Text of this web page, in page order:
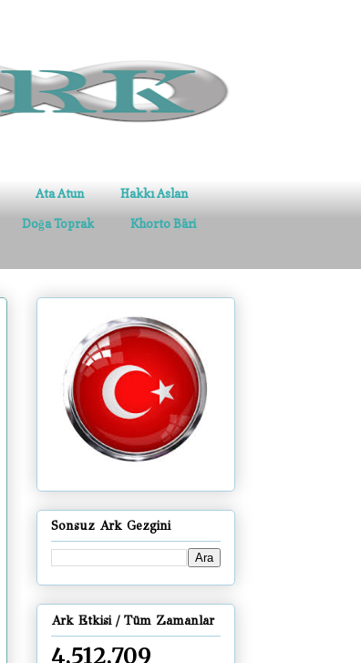
Ata Atun Hakkı Aslan
Doğa Toprak Khorto Bâri
Sonsuz Ark Gezgini
Ark Etkisi / Tüm Zamanlar
4,512,709